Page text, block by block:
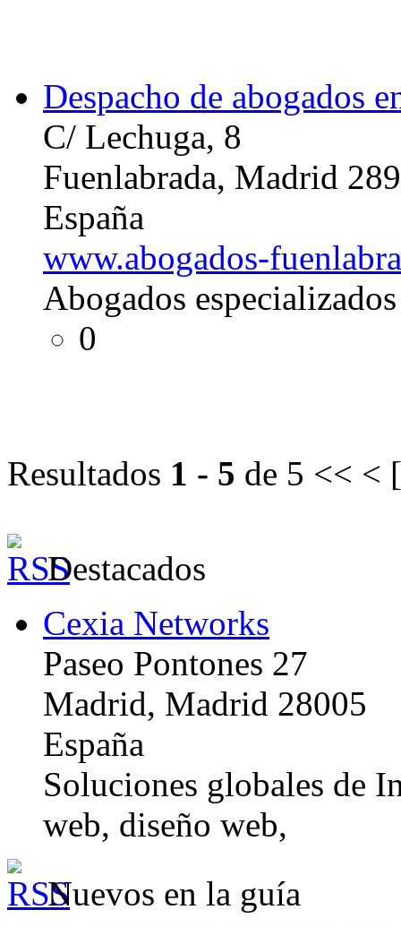
Despacho de abogados
C/ Lechuga, 8
Fuenlabrada, Madrid
España
www.abogados-
Abogados
0
Resultados 1 - 5 de 5 << < [
Destacados
Cexia Networks
Paseo Pontones 27
Madrid, Madrid 28005
España
Soluciones globales de
web, diseño web,
Nuevos en la guía